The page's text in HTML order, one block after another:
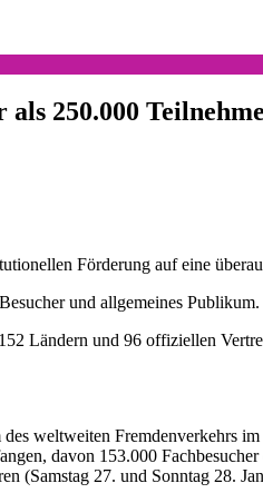
250.000
Förderung auf eine
und allgemeines Publikum.
Ländern und 96 offiziellen
weltweiten Fremdenverkehrs
davon 153.000
(Samstag 27. und Sonntag 28.